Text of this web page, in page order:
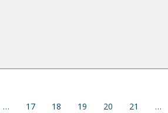
… 17 18 19 20 21 …